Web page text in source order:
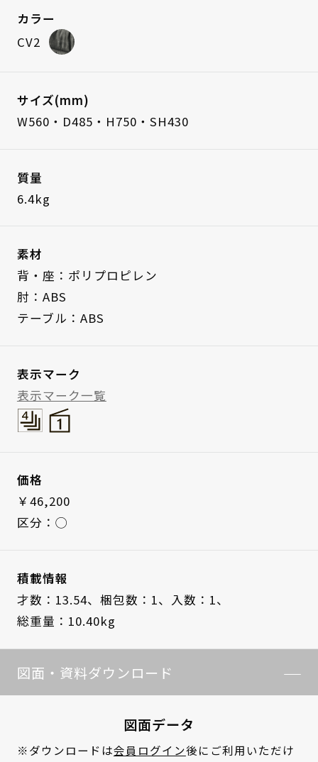
カラー
CV2
サイズ(mm)
W560・D485・H750・SH430
質量
6.4kg
素材
背・座：ポリプロピレン
肘：ABS
テーブル：ABS
表示マーク
表示マーク一覧
価格
￥46,200
区分：◯
積載情報
才数：13.54、 梱包数：1、 入数：1、
総重量：10.40kg
図面・資料ダウンロード
図面データ
※ダウンロードは会員ログイン後にご利用いただけ